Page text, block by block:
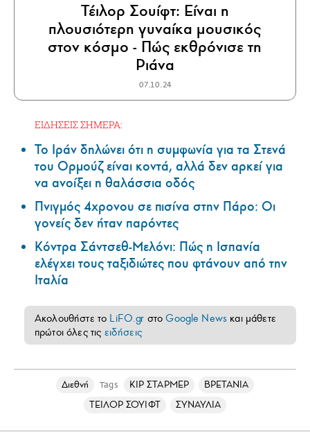
Τέιλορ Σουίφτ: Είναι η
πλουσιότερη γυναίκα μουσικός
στον κόσμο - Πώς εκθρόνισε τη
Ριάνα
07.10.24
ΕΙΔΗΣΕΙΣ ΣΗΜΕΡΑ:
Το Ιράν δηλώνει ότι η συμφωνία για τα Στενά
του Ορμούζ είναι κοντά, αλλά δεν αρκεί για
να ανοίξει η θαλάσσια οδός
Πνιγμός 4χρονου σε πισίνα στην Πάρο: Οι
γονείς δεν ήταν παρόντες
Κόντρα Σάντσεθ-Μελόνι: Πώς η Ισπανία
ελέγχει τους ταξιδιώτες που φτάνουν από την
Ιταλία
Ακολουθήστε το LiFO.gr στοGoogle News και μάθετε
πρώτοι όλες τις ειδήσεις
Διεθνή Tags ΚΙΡ ΣΤΑΡΜΕΡ
ΒΡΕΤΑΝΙΑ
ΤΕΙΛΟΡ ΣΟΥΙΦΤ
ΣΥΝΑΥΛΙΑ